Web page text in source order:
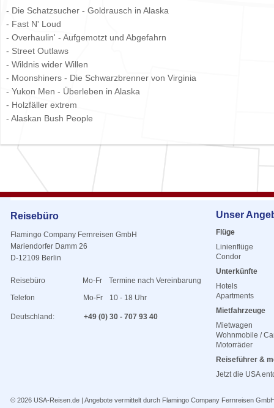
- Die Schatzsucher - Goldrausch in Alaska
- Fast N' Loud
- Overhaulin' - Aufgemotzt und Abgefahrn
- Street Outlaws
- Wildnis wider Willen
- Moonshiners - Die Schwarzbrenner von Virginia
- Yukon Men - Überleben in Alaska
- Holzfäller extrem
- Alaskan Bush People
Reisebüro
Flamingo Company Fernreisen GmbH
Mariendorfer Damm 26
D-12109 Berlin
Reisebüro Mo-Fr
Termine nach Vereinbarung
Telefon
Mo-Fr 10 - 18 Uhr
Deutschland: +49 (0) 30 - 707 93 40
Unser
Flüge
Linienflüge
Condor
Unterkünfte
Hotels
Apartments
Mietfahrzeuge
Mietwagen
Wohnmobile /
Motorräder
Reiseführer &
Jetzt die USA
© 2026 USA-Reisen.de | Angebote vermittelt durch Flamingo Company Fernreisen